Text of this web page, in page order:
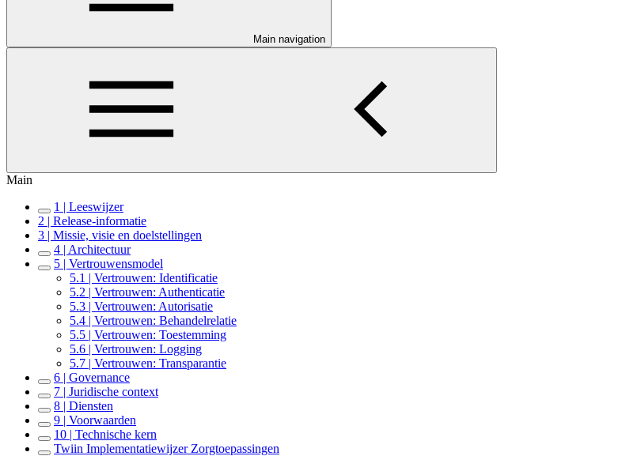
Main navigation
Main
1 | Leeswijzer
2 | Release-informatie
3 | Missie, visie en doelstellingen
4 | Architectuur
5 | Vertrouwensmodel
5.1 | Vertrouwen: Identificatie
5.2 | Vertrouwen: Authenticatie
5.3 | Vertrouwen: Autorisatie
5.4 | Vertrouwen: Behandelrelatie
5.5 | Vertrouwen: Toestemming
5.6 | Vertrouwen: Logging
5.7 | Vertrouwen: Transparantie
6 | Governance
7 | Juridische context
8 | Diensten
9 | Voorwaarden
10 | Technische kern
Twiin Implementatiewijzer Zorgtoepassingen